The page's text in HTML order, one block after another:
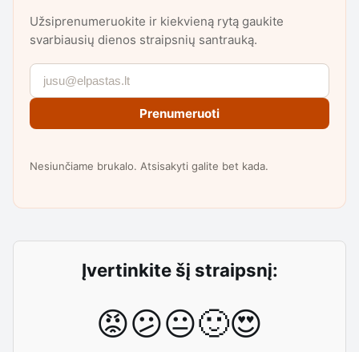
Užsiprenumeruokite ir kiekvieną rytą gaukite
svarbiausių dienos straipsnių santrauką.
Prenumeruoti
Nesiunčiame brukalo. Atsisakyti galite bet kada.
Įvertinkite šį straipsnį:
😡😕😐🙂😍